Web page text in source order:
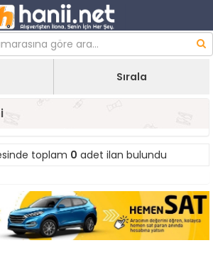
Sırala
toplam 0 adet ilan bulundu